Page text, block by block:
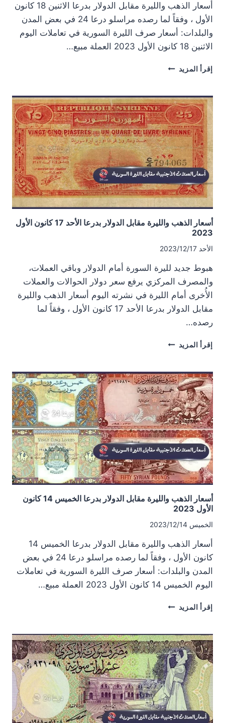
أسعار الذهب والليرة مقابل الدولار بدرعا الاثنين 18 كانون
الأول ، وفقاً لما رصده مراسلو درعا 24 في بعض المدن
والبلدات: أسعار صرف الليرة السورية في تعاملات اليوم
الاثنين 18 كانون الأول 2023 العملة مبيع…
إقرأ المزيد أسعار
مقابل
الدولار
بدرعا
الاثنين
18
كانون
الأول
2023
أسعار الذهب والليرة مقابل الدولار بدرعا الأحد 17 كانون الأول
2023
الأحد 2023/12/17
هبوط جديد لليرة السورة أمام الدولار وباقي العملات،
والمصرف المركزي يرفع سعر دولار الحوالات والعملات
الأُخرى أمام الليرة في نشرته اليوم أسعار الذهب والليرة
مقابل الدولار بدرعا الأحد 17 كانون الأول ، وفقاً لما
رصده…
إقرأ المزيد أسعار
مقابل
الدولار
بدرعا
الأحد
17
كانون
الأول
2023
أسعار الذهب والليرة مقابل الدولار بدرعا الخميس 14 كانون
الأول 2023
الخميس 2023/12/14
أسعار الذهب والليرة مقابل الدولار بدرعا الخميس 14
كانون الأول ، وفقاً لما رصده مراسلو درعا 24 في بعض
المدن والبلدات: أسعار صرف الليرة السورية في تعاملات
اليوم الخميس 14 كانون الأول 2023 العملة مبيع…
إقرأ المزيد أسعار
مقابل
الدولار
بدرعا
الخميس
14
كانون
الأول
2023